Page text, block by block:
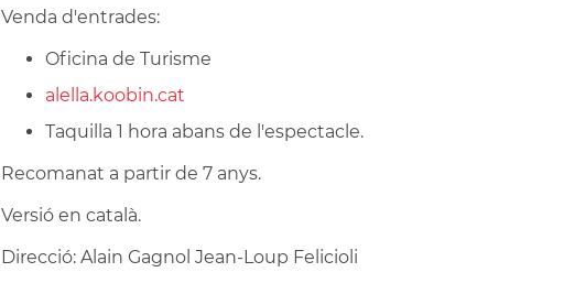
Venda d'entrades:
Oficina de Turisme
alella.koobin.cat
Taquilla 1 hora abans de l'espectacle.
Recomanat a partir de 7 anys.
Versió en català.
Direcció: Alain Gagnol Jean-Loup Felicioli